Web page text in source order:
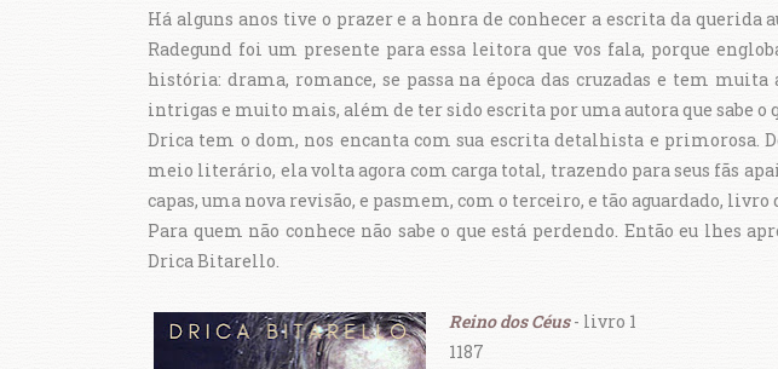
Há alguns anos tive o prazer e a honra de conhecer a escrita da querida
Radegund foi um presente para essa leitora que vos fala, porque
história: drama, romance, se passa na época das cruzadas e tem muita
intrigas e muito mais, além de ter sido escrita por uma autora que sabe o
Drica tem o dom, nos encanta com sua escrita detalhista e primorosa.
meio literário, ela volta agora com carga total, trazendo para seus fãs
capas, uma nova revisão, e pasmem, com o terceiro, e tão aguardado, livro
Para quem não conhece não sabe o que está perdendo. Então eu lhes
Drica Bitarello.
Reino dos Céus- livro 1
1187